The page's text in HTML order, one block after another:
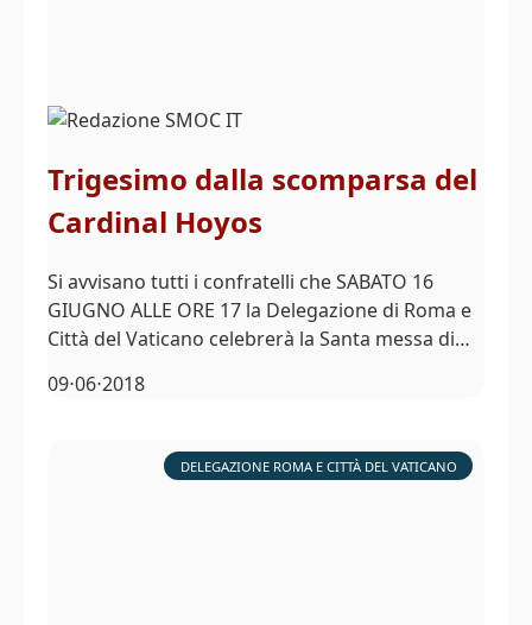
Trigesimo dalla scomparsa del
Cardinal Hoyos
Si avvisano tutti i confratelli che SABATO 16
GIUGNO ALLE ORE 17 la Delegazione di Roma e
Città del Vaticano celebrerà la Santa messa di…
09⋅06⋅2018
DELEGAZIONE ROMA E CITTÀ DEL VATICANO